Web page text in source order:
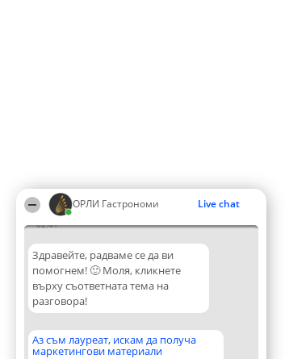
ОРЛИ Гастрономи Live chat
02:41
Здравейте, радваме се да ви
помогнем! 🙂 Моля, кликнете
върху съответната тема на
разговора!
Аз съм лауреат, искам да получа
маркетингови материали